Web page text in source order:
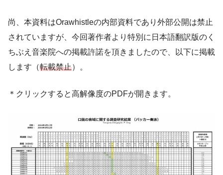
尚、本資料はOrawhistleの内部資料であり外部公開は禁止
されていますが、今回著作者より特別に日本語翻訳版のく
ちぶえ音楽院への掲載許諾を頂きましたので、以下に掲載
します（転載禁止）。
＊クリックすると高解像度のPDFが開きます。